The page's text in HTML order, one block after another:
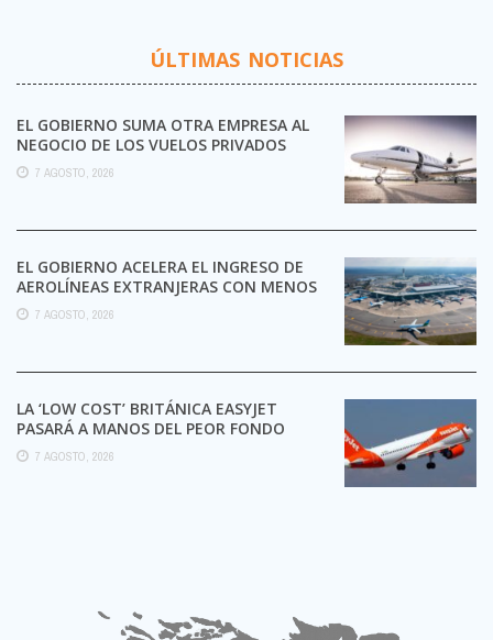
ÚLTIMAS NOTICIAS
EL GOBIERNO SUMA OTRA EMPRESA AL
NEGOCIO DE LOS VUELOS PRIVADOS
7 AGOSTO, 2026
EL GOBIERNO ACELERA EL INGRESO DE
AEROLÍNEAS EXTRANJERAS CON MENOS
TRÁMITES
7 AGOSTO, 2026
LA ‘LOW COST’ BRITÁNICA EASYJET
PASARÁ A MANOS DEL PEOR FONDO
POSIBLE:
7 AGOSTO, 2026